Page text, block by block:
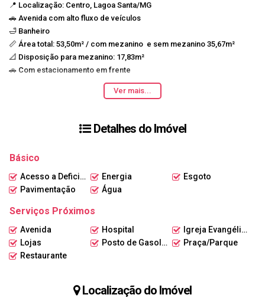
📍 Localização: Centro, Lagoa Santa/MG
🚗 Avenida com alto fluxo de veículos
🛁 Banheiro
📏 Área total: 53,50m² / com mezanino e sem mezanino 35,67m²
📐 Disposição para mezanino: 17,83m²
🚗 Com estacionamento em frente
🛍️ Loja comercial disponível para locação no centro da cidade em
rua de muito comercio em Lagoa Santa. Com espaço amplo e
perfeita para expandir seu negócio e alcançar ainda mais clientes!
para conhecer este imóvel incrível. Seu sucesso começa aqui! 💼🔑
#LojaComercial #Aluguel #Investimento #LagoaSanta #Lundcea
Ver mais...
Detalhes do Imóvel
Básico
Acesso a Deficientes Energia
Esgoto
Pavimentação
Água
Serviços Próximos
Avenida Hospital
Igreja Evangélica
Lojas
Posto de Gasolina
Praça/Parque
Restaurante
Localização do Imóvel